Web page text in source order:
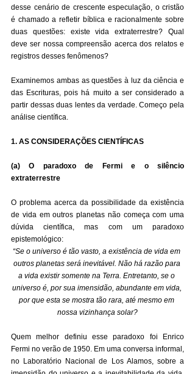
desse cenário de crescente especulação, o cristão
é chamado a refletir bíblica e racionalmente sobre
duas questões: existe vida extraterrestre? Qual
deve ser nossa compreensão acerca dos relatos e
registros desses fenômenos?
Examinemos ambas as questões à luz da ciência e
das Escrituras, pois há muito a ser considerado a
partir dessas duas lentes da verdade. Começo pela
análise científica.
1. AS CONSIDERAÇÕES CIENTÍFICAS
(a) O paradoxo de Fermi e o silêncio
extraterrestre
O problema acerca da possibilidade da existência
de vida em outros planetas não começa com uma
dúvida científica, mas com um paradoxo
epistemológico:
“Se o universo é tão vasto, a existência de vida em
outros planetas será inevitável. Não há razão para
a vida existir somente na Terra. Entretanto, se o
universo é, por sua imensidão, abundante em vida,
por que esta se mostra tão rara, até mesmo em
nossa vizinhança solar?
Quem melhor definiu esse paradoxo foi Enrico
Fermi no verão de 1950. Em uma conversa informal,
no Laboratório Nacional de Los Alamos, sobre a